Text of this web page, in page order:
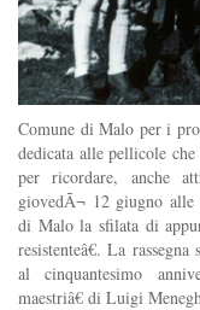
Comune di Malo per i
dedicata alle pellicole
per ricordare, anche
giovedÃ¬ 12 giugno
di Malo la sfilata di
resistenteâ€. La
al cinquantesimo
maestriâ€ di Luigi